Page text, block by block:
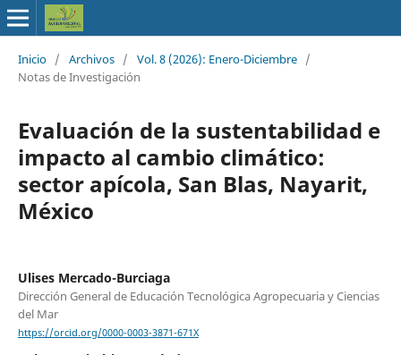
Inicio / Archivos / Vol. 8 (2026): Enero-Diciembre /
Notas de Investigación
Evaluación de la sustentabilidad e
impacto al cambio climático:
sector apícola, San Blas, Nayarit,
México
Ulises Mercado-Burciaga
Dirección General de Educación Tecnológica Agropecuaria y Ciencias
del Mar
https://orcid.org/0000-0003-3871-671X